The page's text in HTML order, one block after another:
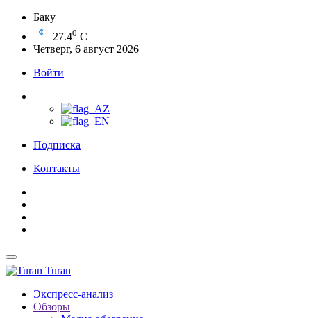
Баку
27.40 C
Четверг, 6 август 2026
Войти
Подписка
Контакты
Turan
Экспресс-анализ
Обзоры